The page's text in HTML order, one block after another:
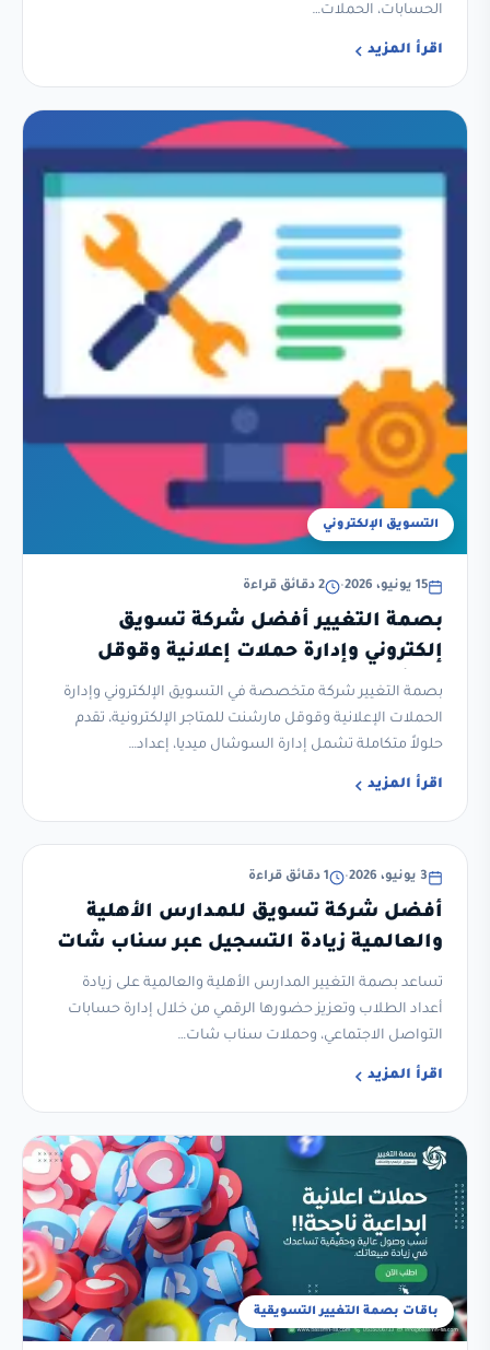
الحسابات، الحملات…
اقرأ المزيد
التسويق الإلكتروني
15 يونيو، 2026 • 2 دقائق قراءة
بصمة التغيير أفضل شركة تسويق
إلكتروني وإدارة حملات إعلانية وقوقل
مارشنت للمتاجر الإلكترونية
بصمة التغيير شركة متخصصة في التسويق الإلكتروني وإدارة
الحملات الإعلانية وقوقل مارشنت للمتاجر الإلكترونية، تقدم
حلولاً متكاملة تشمل إدارة السوشال ميديا، إعداد…
اقرأ المزيد
3 يونيو، 2026 • 1 دقائق قراءة
أفضل شركة تسويق للمدارس الأهلية
والعالمية زيادة التسجيل عبر سناب شات
وتيك توك وإنستقرام
تساعد بصمة التغيير المدارس الأهلية والعالمية على زيادة
أعداد الطلاب وتعزيز حضورها الرقمي من خلال إدارة حسابات
التواصل الاجتماعي، وحملات سناب شات…
اقرأ المزيد
باقات بصمة التغيير التسويقية